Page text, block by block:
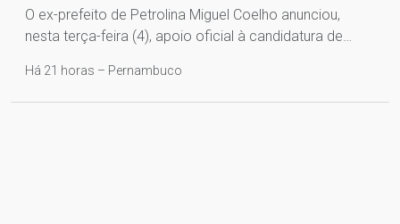
O ex-prefeito de Petrolina Miguel Coelho anunciou,
nesta terça-feira (4), apoio oficial à candidatura de…
Há 21 horas – Pernambuco